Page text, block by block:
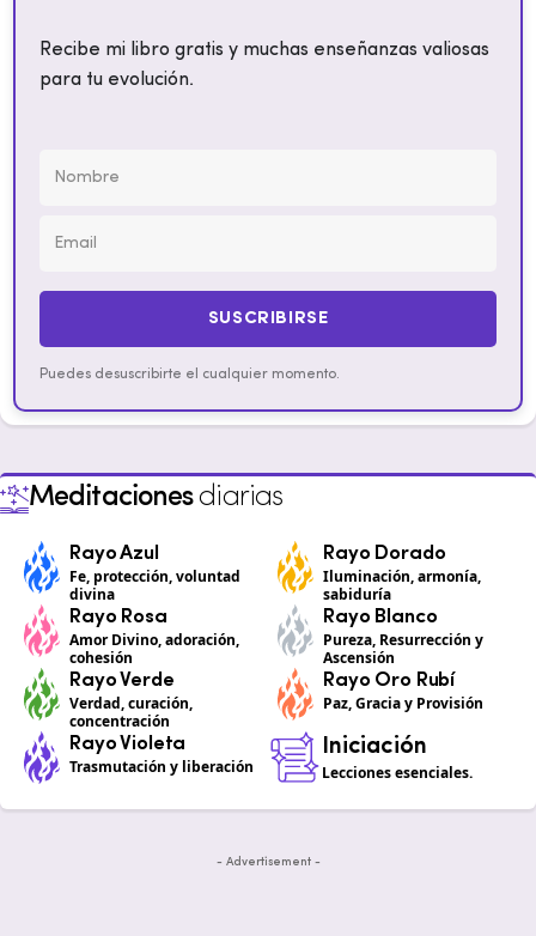
Recibe mi libro gratis y muchas enseñanzas valiosas
para tu evolución.
SUSCRIBIRSE
Puedes desuscribirte el cualquier momento.
Meditacionesdiarias
Rayo Azul
Fe, protección, voluntad
divina
Rayo Dorado
Iluminación, armonía,
sabiduría
Rayo Rosa
Amor Divino, adoración,
cohesión
Rayo Blanco
Pureza, Resurrección y
Ascensión
Rayo Verde
Verdad, curación,
concentración
Rayo Oro Rubí
Paz, Gracia y Provisión
Rayo Violeta
Trasmutación y liberación
Iniciación
Lecciones esenciales.
- Advertisement -